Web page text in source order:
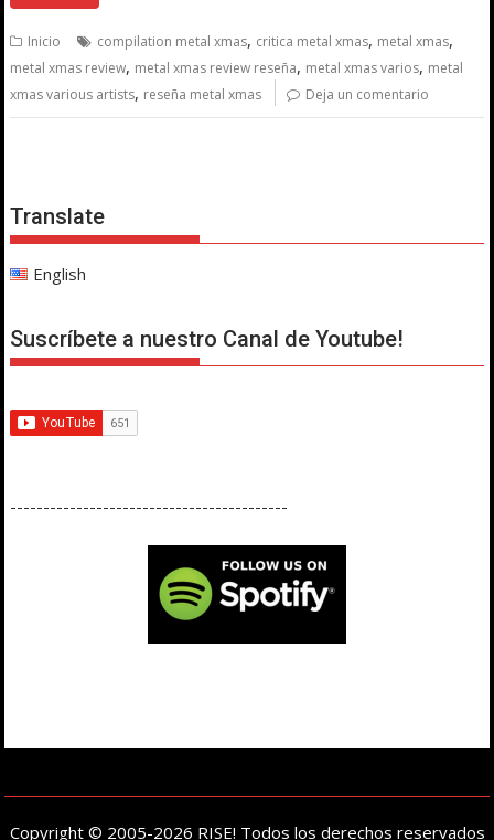
Inicio compilation metal xmas, critica metal xmas, metal xmas,
metal xmas review, metal xmas review reseña, metal xmas varios, metal
xmas various artists, reseña metal xmas Deja un comentario
Translate
English
Suscríbete a nuestro Canal de Youtube!
------------------------------------------
Copyright © 2005-2026 RISE! Todos los derechos reservados